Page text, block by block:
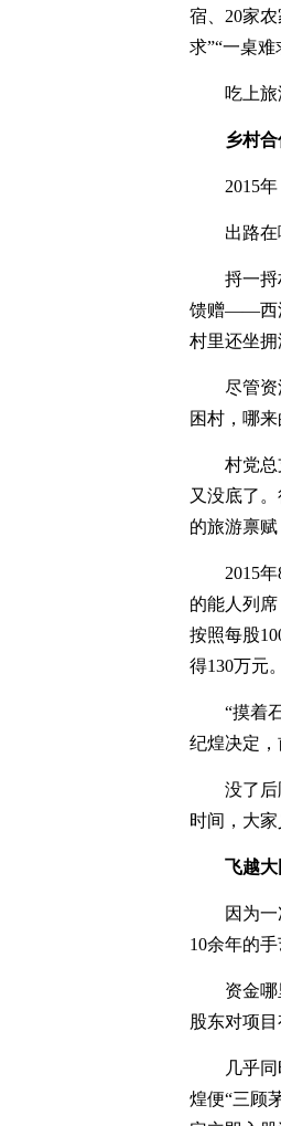
宿、20家
求”“一桌难
吃上
乡村合
2015
出路在
捋一
馈赠——西
村里还坐
尽管
困村，哪
村党
又没底了
的旅游禀
2015
的能人列
按照每股
得130万元
“摸着
纪煌决定，
没了
时间，大家
飞越大
因为
10余年的
资金
股东对项目
几乎
煌便“三顾